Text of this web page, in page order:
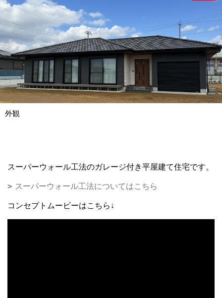
外観
スーパーウォール工法のガレージ付き平屋建て住宅です。
スーパーウォール工法についてはこちら
コンセプトムービーはこちら↓